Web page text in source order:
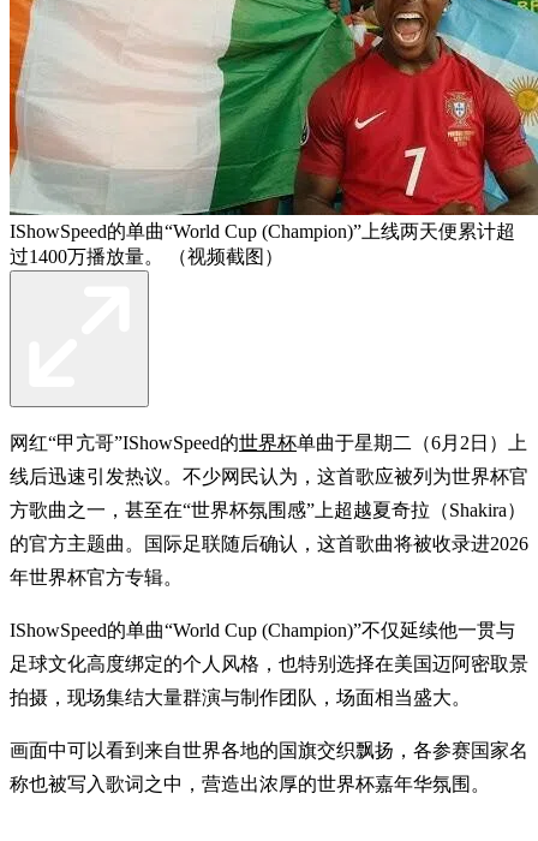
IShowSpeed的单曲“World Cup (Champion)”上线两天便累计超
过1400万播放量。 （视频截图）
网红“甲亢哥”IShowSpeed的世界杯单曲于星期二（6月2日）上
线后迅速引发热议。不少网民认为，这首歌应被列为世界杯官
方歌曲之一，甚至在“世界杯氛围感”上超越夏奇拉（Shakira）
的官方主题曲。国际足联随后确认，这首歌曲将被收录进2026
年世界杯官方专辑。
IShowSpeed的单曲“World Cup (Champion)”不仅延续他一贯与
足球文化高度绑定的个人风格，也特别选择在美国迈阿密取景
拍摄，现场集结大量群演与制作团队，场面相当盛大。
画面中可以看到来自世界各地的国旗交织飘扬，各参赛国家名
称也被写入歌词之中，营造出浓厚的世界杯嘉年华氛围。